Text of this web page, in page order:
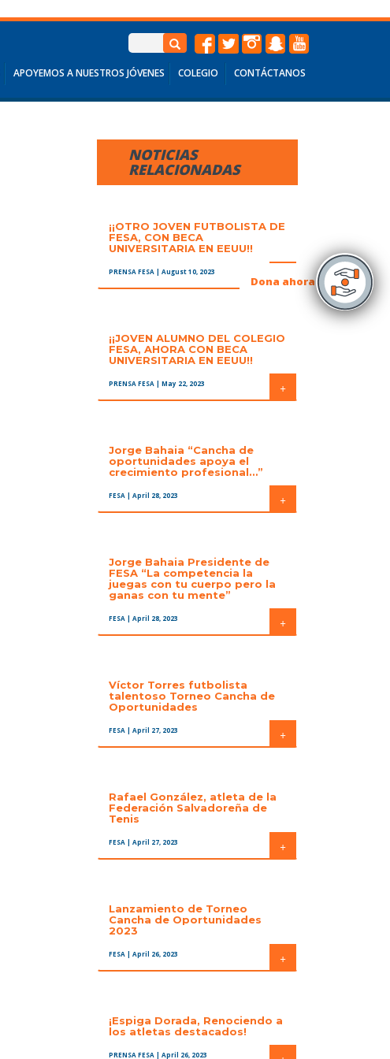
APOYEMOS A NUESTROS JÓVENES COLEGIO CONTÁCTANOS
Dona ahora
NOTICIAS
RELACIONADAS
¡¡OTRO JOVEN FUTBOLISTA DE
FESA, CON BECA
UNIVERSITARIA EN EEUU!!
PRENSA FESA | August 10, 2023
¡¡JOVEN ALUMNO DEL COLEGIO
FESA, AHORA CON BECA
UNIVERSITARIA EN EEUU!!
PRENSA FESA | May 22, 2023 +
Jorge Bahaia “Cancha de
oportunidades apoya el
crecimiento profesional…”
FESA | April 28, 2023 +
Jorge Bahaia Presidente de
FESA “La competencia la
juegas con tu cuerpo pero la
ganas con tu mente”
FESA | April 28, 2023 +
Víctor Torres futbolista
talentoso Torneo Cancha de
Oportunidades
FESA | April 27, 2023 +
Rafael González, atleta de la
Federación Salvadoreña de
Tenis
FESA | April 27, 2023 +
Lanzamiento de Torneo
Cancha de Oportunidades
2023
FESA | April 26, 2023 +
¡Espiga Dorada, Renociendo a
los atletas destacados!
PRENSA FESA | April 26, 2023